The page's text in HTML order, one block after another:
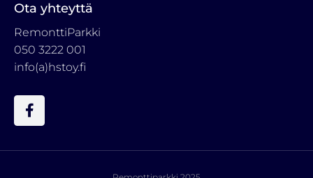
Ota yhteyttä
RemonttiParkki
050 3222 001
info(a)hstoy.fi
F
a
c